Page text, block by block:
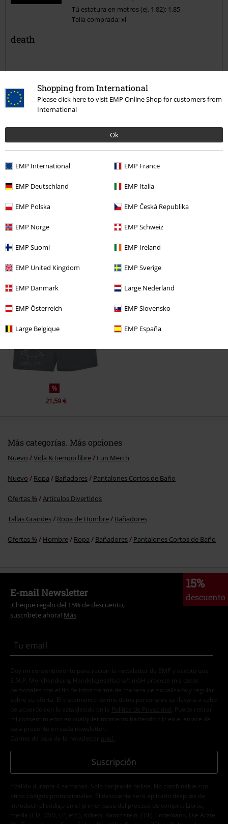
Shopping from International
Please click here to visit EMP Online Shop for customers from
International
Ok
EMP International EMP France
EMP Deutschland EMP Italia
EMP Polska EMP Česká Republika
EMP Norge EMP Schweiz
EMP Suomi EMP Ireland
EMP United Kingdom EMP Sverige
EMP Danmark Large Nederland
EMP Österreich EMP Slovensko
Large Belgique EMP España
Tú estatura en metros (ej. 1,82): 1,85
Talla comprada: xl
death
4
Diseño
5
Ajuste
¿Te ha sido útil esta opinión?
Última visita
%
21,59 €
Más categorías. Más opciones
Nuevo Vida & tiempo libre Fun Merch
Nuevo Ropa Bañadores Pantalones Cortos de Baño
Ofertas % Artículos Divertidos
Tallas Grandes Ropa de Hombre Bañadores
Ofertas % Hombre Ropa Bañadores Pantalones Cortos de Baño
15%
descuento
E-mail Newsletter
¡Cheque regalo del 15% de descuento,
suscríbete ahora! Más
Doy mi consentimiento para recibir la newsletter de EMP y acepto que
E.M.P. Merchandising Handelsgesellschaft mbH procese mis datos
personales con el fin de informarme de manera personalizada y regular
sobre su oferta. El tratamiento de mis datos personales se llevará a cabo
de acuerdo con lo establecido en la
Política de Privacidad . Puedo retirar
mi consentimiento en cualquier momento haciendo clic en el enlace de
baja presente en cada newsletter.
Darme de baja de la newsletter
aquí
Suscripción
*Válido durante 4 semanas. Solo canjeable online. No combinable con
otros códigos promocionales. El descuento será aplicado después de
introducir el código en el primer paso del proceso de compra. Libros,
media (CD, DVD, LP, etc.), tickets, Rammstein, (Till) Lindemann, Die Ärzte,